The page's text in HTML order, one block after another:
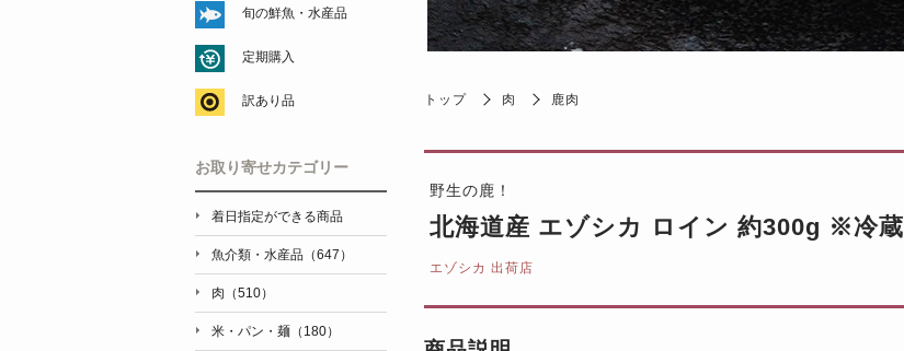
トップ 肉 鹿肉
野生の鹿！
北海道産 エゾシカ ロイン 約300g ※冷蔵
エゾシカ 出荷店
旬の鮮魚・水産品
定期購入
訳あり品
お取り寄せカテゴリー
着日指定ができる商品
魚介類・水産品（647）
肉（510）
米・パン・麺（180）